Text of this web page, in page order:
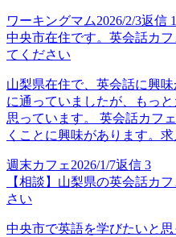
ワーキングマム2026/2/3返信 1
中央市在住です。英会話カ
てください
山梨県在住で、英会話に興
に通っていましたが、もっ
思っています。 英会話カフ
くことに興味があります。
週末カフェ 2026/1/7返信 3
【相談】山梨県の英会話カ
さい
中央市で英語を学びたいと